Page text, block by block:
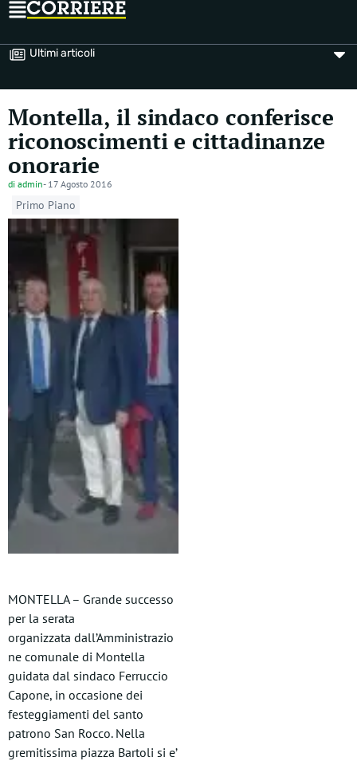
Ultimi articoli
Montella, il sindaco conferisce
riconoscimenti e cittadinanze
onorarie
di admin- 17 Agosto 2016
Primo Piano
MONTELLA – Grande successo
per la serata
organizzata dall’Amministrazio
ne comunale di Montella
guidata dal sindaco Ferruccio
Capone, in occasione dei
festeggiamenti del santo
patrono San Rocco. Nella
gremitissima piazza Bartoli si e’